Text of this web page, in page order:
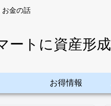
お金の話
ートに資産形成
お得情報